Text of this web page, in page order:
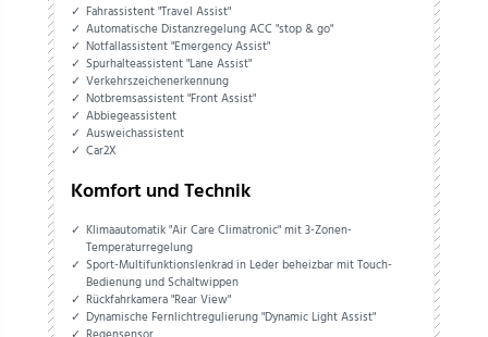
Fahrassistent "Travel Assist"
Automatische Distanzregelung ACC "stop & go"
Notfallassistent "Emergency Assist"
Spurhalteassistent "Lane Assist"
Verkehrszeichenerkennung
Notbremsassistent "Front Assist"
Abbiegeassistent
Ausweichassistent
Car2X
Komfort und Technik
Klimaautomatik "Air Care Climatronic" mit 3-Zonen-
Temperaturregelung
Sport-Multifunktionslenkrad in Leder beheizbar mit Touch-
Bedienung und Schaltwippen
Rückfahrkamera "Rear View"
Dynamische Fernlichtregulierung "Dynamic Light Assist"